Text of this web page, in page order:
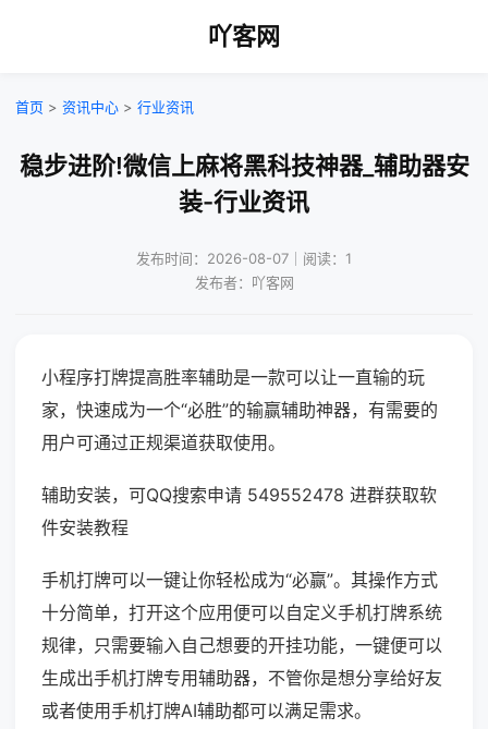
吖客网
首页 > 资讯中心 > 行业资讯
稳步进阶!微信上麻将黑科技神器_辅助器安
装-行业资讯
发布时间：2026-08-07｜阅读：1
发布者：吖客网
小程序打牌提高胜率辅助是一款可以让一直输的玩
家，快速成为一个“必胜”的输赢辅助神器，有需要的
用户可通过正规渠道获取使用。
辅助安装，可QQ搜索申请 549552478 进群获取软
件安装教程
手机打牌可以一键让你轻松成为“必赢”。其操作方式
十分简单，打开这个应用便可以自定义手机打牌系统
规律，只需要输入自己想要的开挂功能，一键便可以
生成出手机打牌专用辅助器，不管你是想分享给好友
或者使用手机打牌AI辅助都可以满足需求。